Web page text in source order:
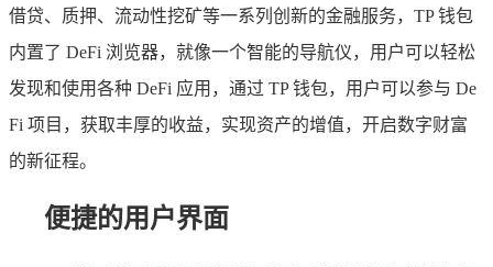
借贷、质押、流动性挖矿等一系列创新的金融服务，TP 钱包
内置了 DeFi 浏览器，就像一个智能的导航仪，用户可以轻松
发现和使用各种 DeFi 应用，通过 TP 钱包，用户可以参与 De
Fi 项目，获取丰厚的收益，实现资产的增值，开启数字财富
的新征程。
便捷的用户界面